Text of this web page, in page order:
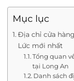
Mục lục
Địa chỉ cửa
Lức mới nhất
Tổng quan
tại Long An
Danh sách